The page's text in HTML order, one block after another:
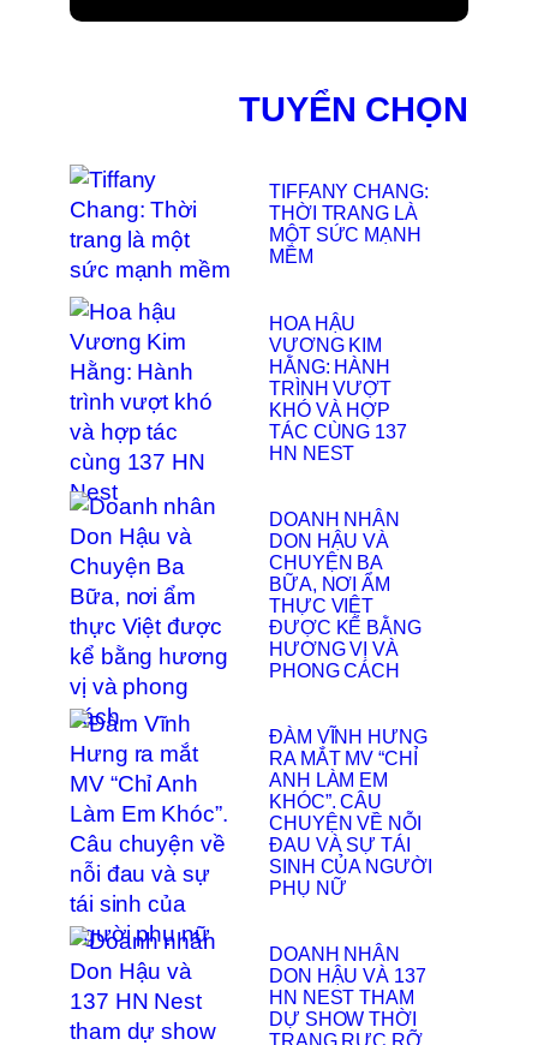
QUẢNG BÁ “PHỐ
TUYỂN CHỌN
TIFFANY CHANG:
THỜI TRANG LÀ
MỘT SỨC MẠNH
MỀM
HOA HẬU
VƯƠNG KIM
HẰNG: HÀNH
TRÌNH VƯỢT
KHÓ VÀ HỢP
TÁC CÙNG 137
HN NEST
DOANH NHÂN
DON HẬU VÀ
CHUYỆN BA
BỮA, NƠI ẨM
THỰC VIỆT
ĐƯỢC KỂ BẰNG
HƯƠNG VỊ VÀ
PHONG CÁCH
ĐÀM VĨNH HƯNG
RA MẮT MV “CHỈ
ANH LÀM EM
KHÓC”. CÂU
CHUYỆN VỀ NỖI
ĐAU VÀ SỰ TÁI
SINH CỦA NGƯỜI
PHỤ NỮ
DOANH NHÂN
DON HẬU VÀ 137
HN NEST THAM
DỰ SHOW THỜI
TRANG RỰC RỠ